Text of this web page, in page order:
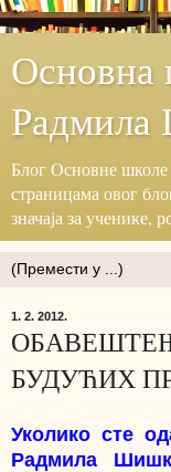
Основна
Блог ‎Основне
страницама овог
значаја за ученике,
1. 2. 2012.
БУДУЋИХ
Уколико сте
Радмила